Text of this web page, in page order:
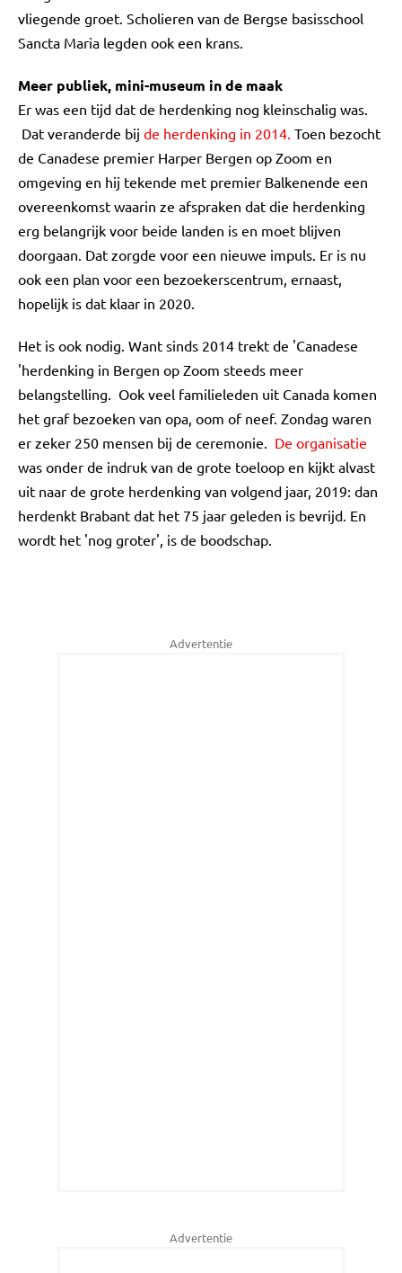
vliegende groet. Scholieren van de Bergse basisschool
Sancta Maria legden ook een krans.
Meer publiek, mini-museum in de maak
Er was een tijd dat de herdenking nog kleinschalig was.
Dat veranderde bij de herdenking in 2014. Toen bezocht
de Canadese premier Harper Bergen op Zoom en
omgeving en hij tekende met premier Balkenende een
overeenkomst waarin ze afspraken dat die herdenking
erg belangrijk voor beide landen is en moet blijven
doorgaan. Dat zorgde voor een nieuwe impuls. Er is nu
ook een plan voor een bezoekerscentrum, ernaast,
hopelijk is dat klaar in 2020.
Het is ook nodig. Want sinds 2014 trekt de 'Canadese
'herdenking in Bergen op Zoom steeds meer
belangstelling. Ook veel familieleden uit Canada komen
het graf bezoeken van opa, oom of neef. Zondag waren
er zeker 250 mensen bij de ceremonie. De organisatie
was onder de indruk van de grote toeloop en kijkt alvast
uit naar de grote herdenking van volgend jaar, 2019: dan
herdenkt Brabant dat het 75 jaar geleden is bevrijd. En
wordt het 'nog groter', is de boodschap.
Advertentie
Advertentie